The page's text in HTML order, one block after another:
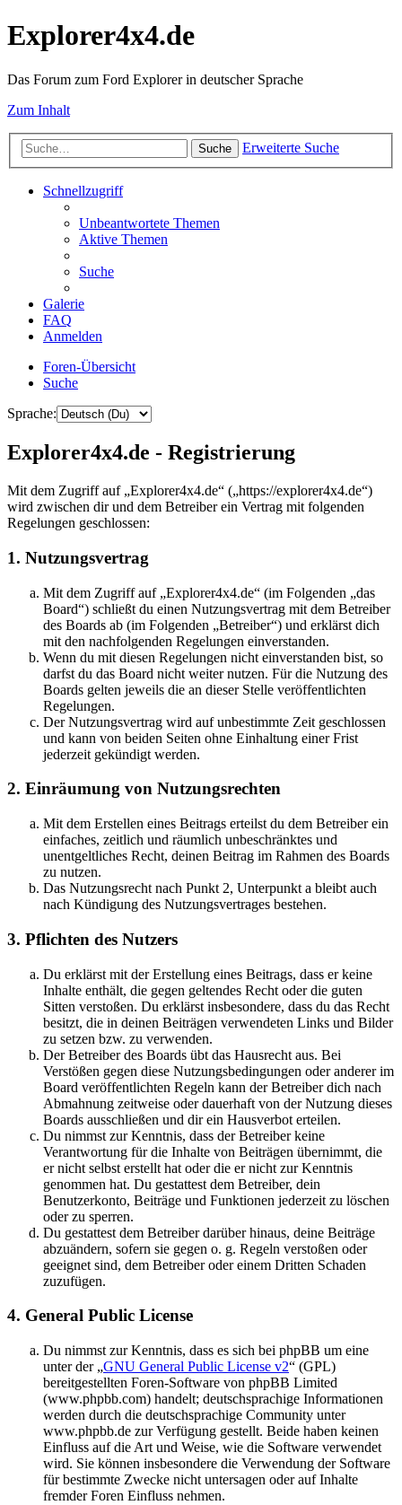
Explorer4x4.de
Das Forum zum Ford Explorer in deutscher Sprache
Zum Inhalt
Suche Erweiterte Suche
Schnellzugriff
Unbeantwortete Themen
Aktive Themen
Suche
Galerie
FAQ
Anmelden
Foren-Übersicht
Suche
Sprache:
Explorer4x4.de - Registrierung
Mit dem Zugriff auf „Explorer4x4.de“ („https://explorer4x4.de“)
wird zwischen dir und dem Betreiber ein Vertrag mit folgenden
Regelungen geschlossen:
1. Nutzungsvertrag
Mit dem Zugriff auf „Explorer4x4.de“ (im Folgenden „das
Board“) schließt du einen Nutzungsvertrag mit dem Betreiber
des Boards ab (im Folgenden „Betreiber“) und erklärst dich
mit den nachfolgenden Regelungen einverstanden.
Wenn du mit diesen Regelungen nicht einverstanden bist, so
darfst du das Board nicht weiter nutzen. Für die Nutzung des
Boards gelten jeweils die an dieser Stelle veröffentlichten
Regelungen.
Der Nutzungsvertrag wird auf unbestimmte Zeit geschlossen
und kann von beiden Seiten ohne Einhaltung einer Frist
jederzeit gekündigt werden.
2. Einräumung von Nutzungsrechten
Mit dem Erstellen eines Beitrags erteilst du dem Betreiber ein
einfaches, zeitlich und räumlich unbeschränktes und
unentgeltliches Recht, deinen Beitrag im Rahmen des Boards
zu nutzen.
Das Nutzungsrecht nach Punkt 2, Unterpunkt a bleibt auch
nach Kündigung des Nutzungsvertrages bestehen.
3. Pflichten des Nutzers
Du erklärst mit der Erstellung eines Beitrags, dass er keine
Inhalte enthält, die gegen geltendes Recht oder die guten
Sitten verstoßen. Du erklärst insbesondere, dass du das Recht
besitzt, die in deinen Beiträgen verwendeten Links und Bilder
zu setzen bzw. zu verwenden.
Der Betreiber des Boards übt das Hausrecht aus. Bei
Verstößen gegen diese Nutzungsbedingungen oder anderer im
Board veröffentlichten Regeln kann der Betreiber dich nach
Abmahnung zeitweise oder dauerhaft von der Nutzung dieses
Boards ausschließen und dir ein Hausverbot erteilen.
Du nimmst zur Kenntnis, dass der Betreiber keine
Verantwortung für die Inhalte von Beiträgen übernimmt, die
er nicht selbst erstellt hat oder die er nicht zur Kenntnis
genommen hat. Du gestattest dem Betreiber, dein
Benutzerkonto, Beiträge und Funktionen jederzeit zu löschen
oder zu sperren.
Du gestattest dem Betreiber darüber hinaus, deine Beiträge
abzuändern, sofern sie gegen o. g. Regeln verstoßen oder
geeignet sind, dem Betreiber oder einem Dritten Schaden
zuzufügen.
4. General Public License
Du nimmst zur Kenntnis, dass es sich bei phpBB um eine
unter der „GNU General Public License v2“ (GPL)
bereitgestellten Foren-Software von phpBB Limited
(www.phpbb.com) handelt; deutschsprachige Informationen
werden durch die deutschsprachige Community unter
www.phpbb.de zur Verfügung gestellt. Beide haben keinen
Einfluss auf die Art und Weise, wie die Software verwendet
wird. Sie können insbesondere die Verwendung der Software
für bestimmte Zwecke nicht untersagen oder auf Inhalte
fremder Foren Einfluss nehmen.